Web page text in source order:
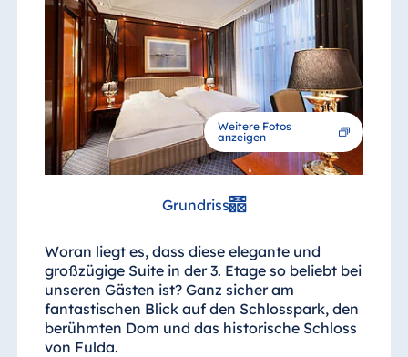
Weitere Fotos
anzeigen
Grundriss
Woran liegt es, dass diese elegante und
großzügige Suite in der 3. Etage so beliebt bei
unseren Gästen ist? Ganz sicher am
fantastischen Blick auf den Schlosspark, den
berühmten Dom und das historische Schloss
von Fulda.